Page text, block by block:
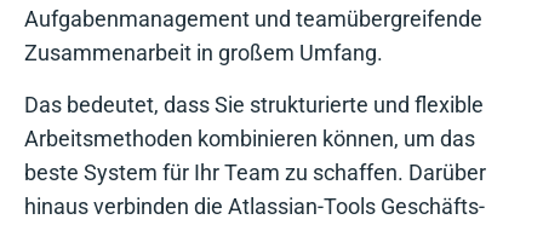
Aufgabenmanagement und teamübergreifende
Zusammenarbeit in großem Umfang.
Das bedeutet, dass Sie strukturierte und flexible
Arbeitsmethoden kombinieren können, um das
beste System für Ihr Team zu schaffen. Darüber
hinaus verbinden die Atlassian-Tools Geschäfts-